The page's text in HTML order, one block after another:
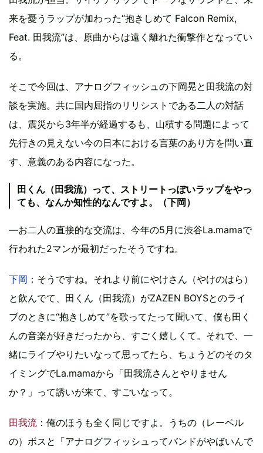
来を憂うラップが加わった“抱きしめて Falcon Remix,
Feat. 田我流”は、原曲からは遠く離れた衝撃作となってい
る。
そこで今回は、アナログフィッシュの下岡晃と田我流の対
談を実施。共に国内屈指のリリシストである二人の対話
は、震災から3年半が経過するも、山積する問題によって
先行きの見えない今の日本における言葉のあり方を問い直
す、意義のある内容になった。
田くん（田我流）って、ストリートっぽいラップをやっ
ても、なんか知性的なんですよ。（下岡）
―お二人の直接的な交流は、今年の5月に渋谷La.mamaで
行われた2マンが最初だったそうですね。
下岡 ：そうですね。それより前にやけさん（やけのはら）
と飲んでて、田くん（田我流）がZAZEN BOYSとのライ
ブのときに“抱きしめて”を歌ってたって聞いて、僕も田く
んの音楽が好きだったから、すごく嬉しくて。それで、一
緒にライブやりたいなって思ってたら、ちょうどのそのタ
イミングでLa.mamaから「田我流さんとやりません
か？」って誘いが来て、すごいなって。
田我流 ：俺のほうも全く同じですよ。うちの（レーベル
の）ボスと「アナログフィッシュってバンドがやばいんで